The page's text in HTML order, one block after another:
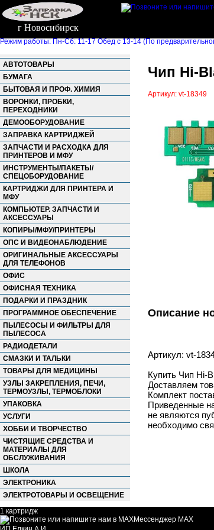
г Новосибирск
Режим работы: Пн-Сб: 11-17 Обед с 13-14 (По
АВТОТОВАРЫ
БУМАГА
БЫТОВАЯ И ПРОФ. ХИМИЯ
ВОРОНКИ, ПРОБКИ,
ПЕРЕХОДНИКИ
ДЕМООБОРУДОВАНИЕ
ЗАПРАВКА КАРТРИДЖЕЙ
ЗАПЧАСТИ И РАСХОДКА ДЛЯ
ПРИНТЕРОВ И МФУ
ИНСТРУМЕНТЫ/ПАКЕТЫ/
СПЕЦОБОРУДОВАНИЕ
КАРТРИДЖИ ДЛЯ ПРИНТЕРА И
МФУ
КОМПЬЮТЕР. ЗАПЧАСТИ И
АКСЕССУАРЫ
КОПИРЫ/МФУ/ПРИНТЕРЫ
ОПС И ВИДЕОНАБЛЮДЕНИЕ
ОРИГИНАЛЬНЫЕ АКСЕССУАРЫ
ДЛЯ ТЕЛЕФОНОВ
ОФИС
ОФИСНАЯ ТЕХНИКА
ПОДАРКИ И ПРАЗДНИК
ПРОГРАММНОЕ ОБЕСПЕЧЕНИЕ
ПЫЛЕСОСЫ И ФИЛЬТРЫ ДЛЯ
ПЫЛЕСОСА
РАДИОДЕТАЛИ
СМАЗКИ И ТАЛЬКИ
ТОВАРЫ ДЛЯ МЕДИЦИНЫ
УЗЛЫ ЗАКРЕПЛЕНИЯ, ПЕЧИ,
ТЕРМОУЗЛЫ, ТЕРМОБЛОКИ
УПАКОВКА
УСЛУГИ
ХОББИ И ТВОРЧЕСТВО
ЧИСТЯЩИЕ СРЕДСТВА И
МАТЕРИАЛЫ ДЛЯ
ОБСЛУЖИВАНИЯ
ШКОЛА
ЭЛЕКТРОНИКА
ЭЛЕКТРОТОВАРЫ И ОСВЕЩЕНИЕ
Чип Hi-
Артикул: vt-18349
Описание
Артикул: vt-
Купить Чип Hi-
Доставляем
Комплект
Приведенные
не являются
необходимо
1 картридж
Мессенджер MAX